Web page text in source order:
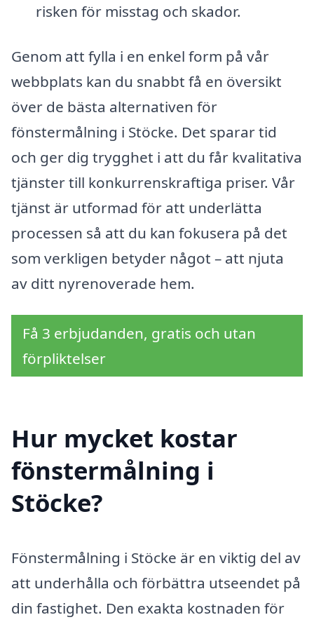
risken för misstag och skador.
Genom att fylla i en enkel form på vår
webbplats kan du snabbt få en översikt
över de bästa alternativen för
fönstermålning i Stöcke. Det sparar tid
och ger dig trygghet i att du får kvalitativa
tjänster till konkurrenskraftiga priser. Vår
tjänst är utformad för att underlätta
processen så att du kan fokusera på det
som verkligen betyder något – att njuta
av ditt nyrenoverade hem.
Få 3 erbjudanden, gratis och utan
förpliktelser
Hur mycket kostar
fönstermålning i
Stöcke?
Fönstermålning i Stöcke är en viktig del av
att underhålla och förbättra utseendet på
din fastighet. Den exakta kostnaden för